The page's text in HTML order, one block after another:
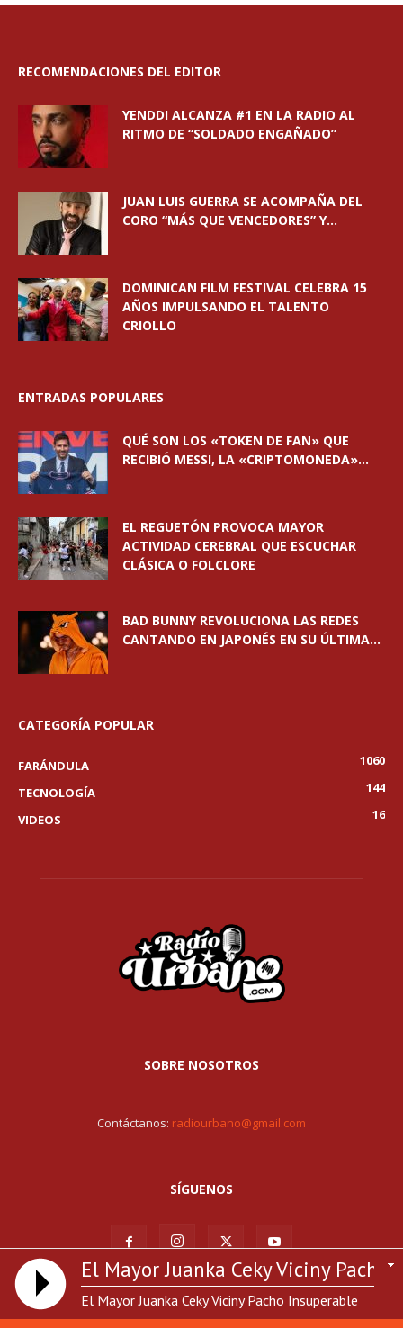
RECOMENDACIONES DEL EDITOR
YENDDI ALCANZA #1 EN LA RADIO AL
RITMO DE “SOLDADO ENGAÑADO”
JUAN LUIS GUERRA SE ACOMPAÑA DEL
CORO “MÁS QUE VENCEDORES” Y...
DOMINICAN FILM FESTIVAL CELEBRA 15
AÑOS IMPULSANDO EL TALENTO
CRIOLLO
ENTRADAS POPULARES
QUÉ SON LOS «TOKEN DE FAN» QUE
RECIBIÓ MESSI, LA «CRIPTOMONEDA»...
EL REGUETÓN PROVOCA MAYOR
ACTIVIDAD CEREBRAL QUE ESCUCHAR
CLÁSICA O FOLCLORE
BAD BUNNY REVOLUCIONA LAS REDES
CANTANDO EN JAPONÉS EN SU ÚLTIMA...
CATEGORÍA POPULAR
FARÁNDULA
1060
TECNOLOGÍA
144
VIDEOS
16
SOBRE NOSOTROS
Contáctanos: radiourbano@gmail.com
SÍGUENOS
© Todos los derechos reservados RadioUrbano.com | Hosting por:
El Mayor Juanka Ceky Viciny Pacho
El Mayor Juanka Ceky Viciny Pacho Insuperable
Haraca Musicologo Pablo ChillE VAYASE DE AHI